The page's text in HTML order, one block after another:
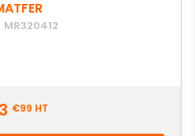
MR320412
€99 HT